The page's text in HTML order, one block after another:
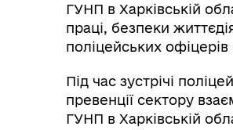
ГУНП в Харківській
праці, безпеки
поліцейських
Під час зустрічі
превенції сектору
ГУНП в Харківській